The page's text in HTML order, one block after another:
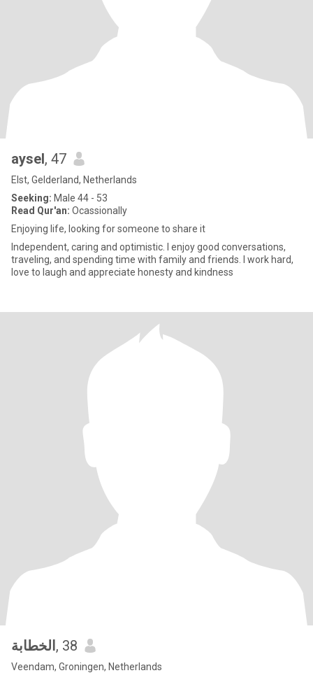
aysel, 47
Elst, Gelderland, Netherlands
Seeking: Male 44 - 53
Read Qur'an: Ocassionally
Enjoying life, looking for someone to share it
Independent, caring and optimistic. I enjoy good conversations,
traveling, and spending time with family and friends. I work hard,
love to laugh and appreciate honesty and kindness
الخطابة , 38
Veendam, Groningen, Netherlands